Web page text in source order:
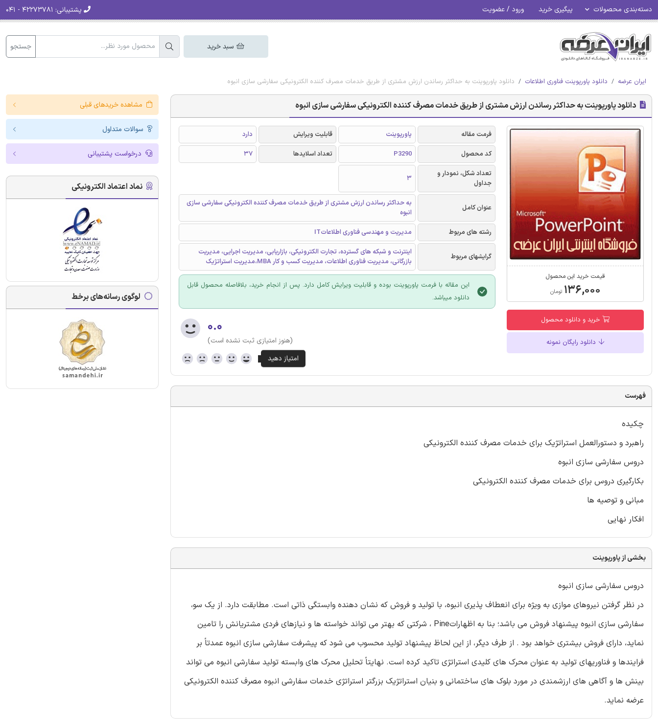
دسته‌بندی محصولات پیگیری خرید ورود / عضویت پشتیبانی:
سبد خرید جستجو
ایران عرضه دانلود پاورپوینت فناوری اطلاعات دانلود پاورپوینت به حداکثر رساندن ارزش مشتری از طریق خدمات مصرف کننده الکترونیکی سفارشی سازی انبوه
دانلود پاورپوینت به حداکثر رساندن ارزش مشتری از طریق خدمات مصرف کننده الکترونیکی سفارشی سازی انبوه
قیمت خرید این محصول
۱۳۶,۰۰۰ تومان
خرید و دانلود محصول
دانلود رایگان نمونه
فرمت مقاله پاورپوینت قابلیت ویرایش
دارد
کد محصول
P3290 تعداد اسلایدها
37
تعداد شکل، نمودار و
جداول
3
عنوان کامل
به حداکثر رساندن ارزش مشتری از طریق خدمات مصرف کننده الکترونیکی سفارشی سازی
انبوه
رشته های مربوط
مدیریت و مهندسی فناوری اطلاعاتIT
گرایشهای مربوط
اینترنت و شبکه های گسترده، تجارت الکترونیکی، بازاریابی، مدیریت اجرایی، مدیریت
بازرگانی، مدیریت فناوری اطلاعات، مدیریت کسب و کار MBA،مدیریت استراتژیک
این مقاله با فرمت پاورپوینت بوده و قابلیت ویرایش کامل دارد. پس از انجام خرید، بلافاصله محصول قابل
دانلود میباشد.
۰.۰
(هنوز امتیازی ثبت نشده است)
فهرست
چکیده
راهبرد و دستورالعمل استراتژیک برای خدمات مصرف کننده الکترونیکی
دروس سفارشی سازی انبوه
بکارگیری دروس برای خدمات مصرف کننده الکترونیکی
مبانی و توصیه ها
افکار نهایی
بخشی از پاورپوینت
دروس سفارشی سازی انبوه
در نظر گرفتن نیروهای موازی به ویژه برای انعطاف پذیری انبوه، با تولید و فروش که نشان دهنده وابستگی ذاتی است. مطابقت دارد. از یک سو،
سفارشی سازی انبوه پیشنهاد فروش می باشد؛ بنا به اظهاراتPine ، شرکتی که بهتر می تواند خواسته ها و نیازهای فردی مشتریانش را تامین
نماید، دارای فروش بیشتری خواهد بود . از طرف دیگر، از این لحاظ پیشنهاد تولید محسوب می شود که پیشرفت سفارشی سازی انبوه عمدتاً بر
فرایندها و فناوریهای تولید به عنوان محرک های کلیدی استراتژی تاکید کرده است. نهایتاً تحلیل محرک های وابسته تولید سفارشی انبوه می تواند
بینش ها و آگاهی های ارزشمندی در مورد بلوک های ساختمانی و بنیان استراتژیک بزرگتر استراتژی خدمات سفارشی انبوه مصرف کننده الکترونیکی
عرضه نماید.
مشاهده خریدهای قبلی
سوالات متداول
درخواست پشتیبانی
نماد اعتماد الکترونیکی
لوگوی رسانه‌های برخط